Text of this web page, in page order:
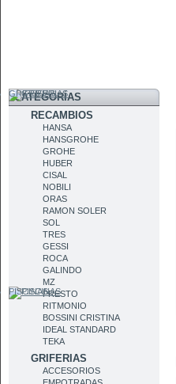
GRIFERIAS
PISCINAS
CATEGORÍAS
RECAMBIOS
HANSA
HANSGROHE
GROHE
HUBER
CISAL
NOBILI
ORAS
RAMON SOLER
SOL
TRES
GESSI
ROCA
GALINDO
MZ
PRESTO
RITMONIO
BOSSINI CRISTINA
IDEAL STANDARD
TEKA
GRIFERIAS
ACCESORIOS
EMPOTRADAS